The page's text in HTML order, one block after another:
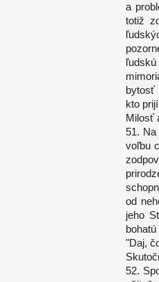
a
totiž
bytosť
kto
Milosť
51. Na
voľbu
od
jeho
"Daj,
52.